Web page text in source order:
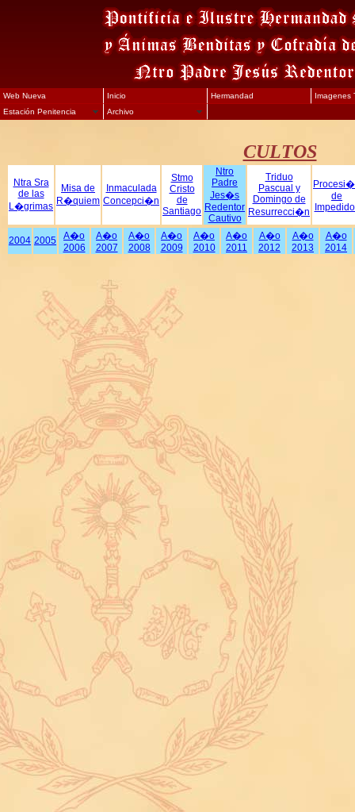
Web Nueva Inicio Hermandad
Imagenes
Estación Penitencia
Archivo
CULTOS
Ntra Sra
de las
L�grimas
Misa de
R�quiem
Inmaculada
Concepci�n
Stmo
Cristo
de
Santiago
Ntro
Padre
Jes�s
Redentor
Cautivo
Triduo
Pascual y
Domingo de
Resurrecci�n
de
2004 2005
A�o
2006
A�o
2007
A�o
2008
A�o
2009
A�o
2010
A�o
2011
A�o
2012
A�o
2013
A�o
2014